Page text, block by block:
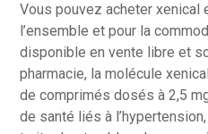
Vous pouvez acheter xenical
l’ensemble et pour la
disponible en vente libre et
pharmacie, la molécule
de comprimés dosés à 2,5
de santé liés à